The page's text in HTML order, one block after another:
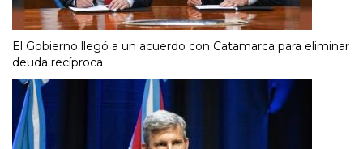
El Gobierno llegó a un acuerdo con Catamarca para eliminar
deuda recíproca